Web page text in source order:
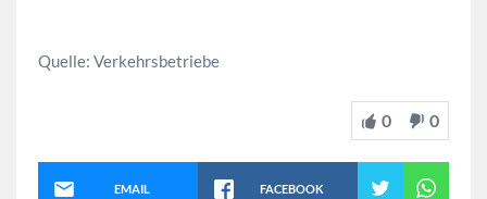
Quelle: Verkehrsbetriebe
0 0
EMAIL FACEBOOK